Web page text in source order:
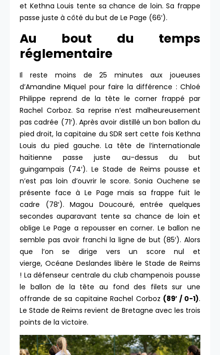
et Kethna Louis tente sa chance de loin. Sa frappe
passe juste à côté du but de Le Page (66′).
Au bout du temps
réglementaire
Il reste moins de 25 minutes aux joueuses
d’Amandine Miquel pour faire la différence : Chloé
Philippe reprend de la tête le corner frappé par
Rachel Corboz. Sa reprise n’est malheureusement
pas cadrée (71′). Après avoir distillé un bon ballon du
pied droit, la capitaine du SDR sert cette fois Kethna
Louis du pied gauche. La tête de l’internationale
haïtienne passe juste au-dessus du but
guingampais (74′). Le Stade de Reims pousse et
n’est pas loin d’ouvrir le score. Sonia Ouchene se
présente face à Le Page mais sa frappe fuit le
cadre (78′). Magou Doucouré, entrée quelques
secondes auparavant tente sa chance de loin et
oblige Le Page a repousser en corner. Le ballon ne
semble pas avoir franchi la ligne de but (85′). Alors
que l’on se dirige vers un score nul et
vierge, Océane Deslandes libère le Stade de Reims
! La défenseur centrale du club champenois pousse
le ballon de la tête au fond des filets sur une
offrande de sa capitaine Rachel Corboz (89′ / 0-1).
Le Stade de Reims revient de Bretagne avec les trois
points de la victoire.